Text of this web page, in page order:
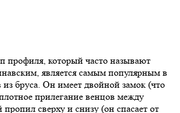
профиля, который часто называют
является самым популярным в
из бруса. Он имеет двойной замок (что
прилегание венцов между
сверху и снизу (он спасает от